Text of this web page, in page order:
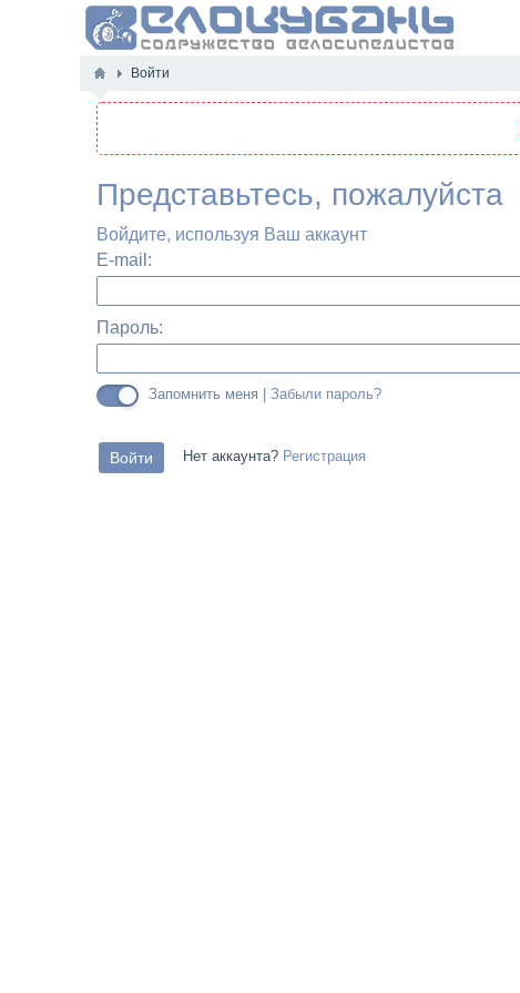
Войти
Представьтесь, пожалуйста
Войдите, используя Ваш аккаунт
E-mail:
Пароль:
Запомнить меня | Забыли пароль?
Нет аккаунта? Регистрация